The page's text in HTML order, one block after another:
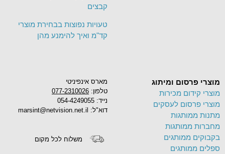
מארס אינפיניטי
טלפון: 077-2310026
נייד: 054-4249055
דוא"ל: marsint@netvision.net.il
משלוח לכל מקום
מוצרי פרסום ומיתוג
מוצרי קידום מכירות
מוצרי פרסום לעסקים
מתנות ממותגות
מחברות ממותגות
בקבוקים ממותגים
ספלים ממותגים
קבצים
טעויות נפוצות בבחירת מוצרי
קד"מ ואיך להימנע מהן